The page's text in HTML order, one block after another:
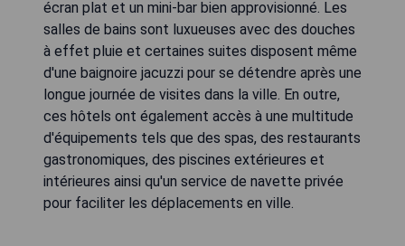
écran plat et un mini-bar bien approvisionné. Les
salles de bains sont luxueuses avec des douches
à effet pluie et certaines suites disposent même
d'une baignoire jacuzzi pour se détendre après une
longue journée de visites dans la ville. En outre,
ces hôtels ont également accès à une multitude
d'équipements tels que des spas, des restaurants
gastronomiques, des piscines extérieures et
intérieures ainsi qu'un service de navette privée
pour faciliter les déplacements en ville.